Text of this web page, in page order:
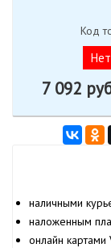
Код
7 092
наличными
наложенным
онлайн